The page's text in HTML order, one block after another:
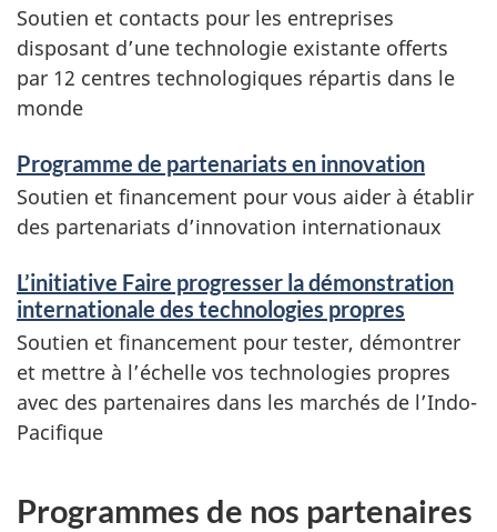
Soutien et contacts pour les entreprises
disposant d’une technologie existante offerts
par 12 centres technologiques répartis dans le
monde
Programme de partenariats en innovation
Soutien et financement pour vous aider à établir
des partenariats d’innovation internationaux
L’initiative Faire progresser la démonstration
internationale des technologies propres
Soutien et financement pour tester, démontrer
et mettre à l’échelle vos technologies propres
avec des partenaires dans les marchés de l’Indo-
Pacifique
Programmes de nos partenaires